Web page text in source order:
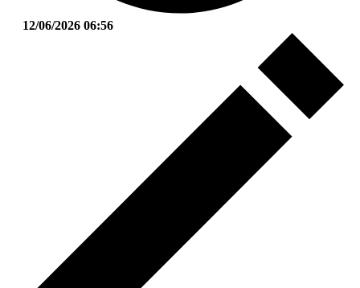
12/06/2026 06:56